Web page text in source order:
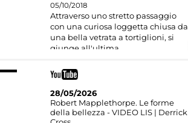
05/10/2018
Attraverso uno stretto passaggio
con una curiosa loggetta chiusa da
una bella vetrata a tortiglioni, si
giunge all'ultima
28/05/2026
Robert Mapplethorpe. Le forme
della bellezza - VIDEO LIS | Derrick